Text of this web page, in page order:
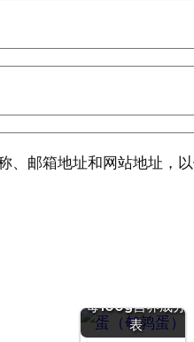
、邮箱地址和网站地址，以
每100g营养成分
表